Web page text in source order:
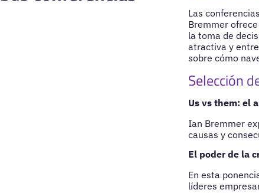
Las
Bremmer
la toma de
atractiva y
sobre cómo
Selección
Us vs them: el
Ian Bremmer
causas y
El poder de la
En esta
líderes